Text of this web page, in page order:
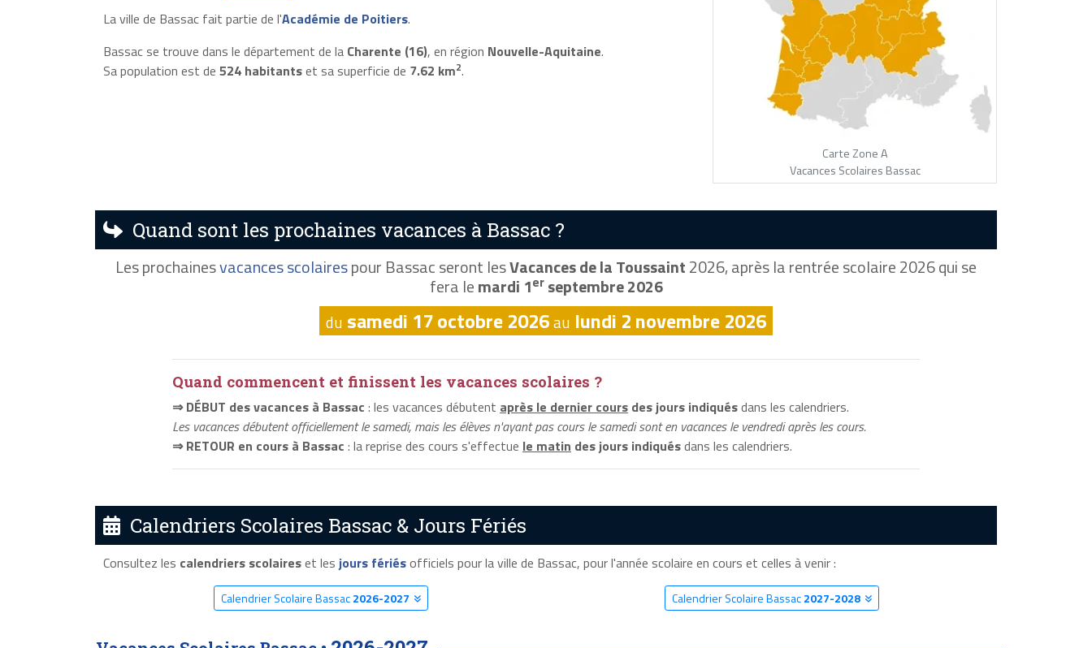
La ville de Bassac fait partie de l'Académie de Poitiers.
Bassac se trouve dans le département de la Charente (16), en région Nouvelle-Aquitaine.
Sa population est de 524 habitantset sa superficie de 7.62 km2.
Carte Zone A
Vacances Scolaires Bassac
Quand sont les prochaines vacances à Bassac ?
Les prochainesvacances scolairespour Bassac seront lesVacances de la Toussaint2026, après la rentrée scolaire 2026 qui se
fera lemardi 1erseptembre 2026
du samedi 17 octobre 2026au lundi 2 novembre 2026
Quand commencent et finissent les vacances scolaires ?
⇒ DÉBUT des vacances à Bassac : les vacances débutent après le dernier cours des jours indiquésdans les calendriers.
Les vacances débutent officiellement le samedi, mais les élèves n'ayant pas cours le samedi sont en vacances le vendredi après les cours.
⇒ RETOUR en cours à Bassac : la reprise des cours s'effectue le matin des jours indiquésdans les calendriers.
Calendriers Scolaires Bassac & Jours Fériés
Consultez les calendriers scolaireset les jours fériésofficiels pour la ville de Bassac, pour l'année scolaire en cours et celles à venir :
Calendrier Scolaire Bassac2026-2027 Calendrier Scolaire Bassac2027-2028